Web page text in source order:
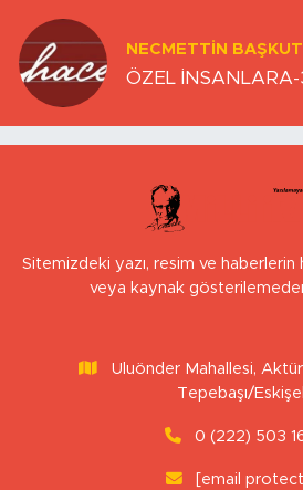
NECMETTIN BAŞKUT
ÖZEL İNSANLARA-
Sitemizdeki yazı, resim ve haberlerin
veya kaynak
Uluönder Mahallesi,
Tepebaşı/
0 (222) 503
[email